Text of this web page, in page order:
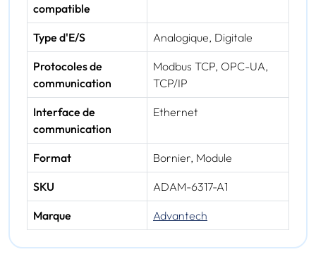
compatible
Type d'E/S Analogique, Digitale
Protocoles de
communication
Modbus TCP, OPC-UA,
TCP/IP
Interface de
communication
Ethernet
Format Bornier, Module
SKU ADAM-6317-A1
Marque Advantech